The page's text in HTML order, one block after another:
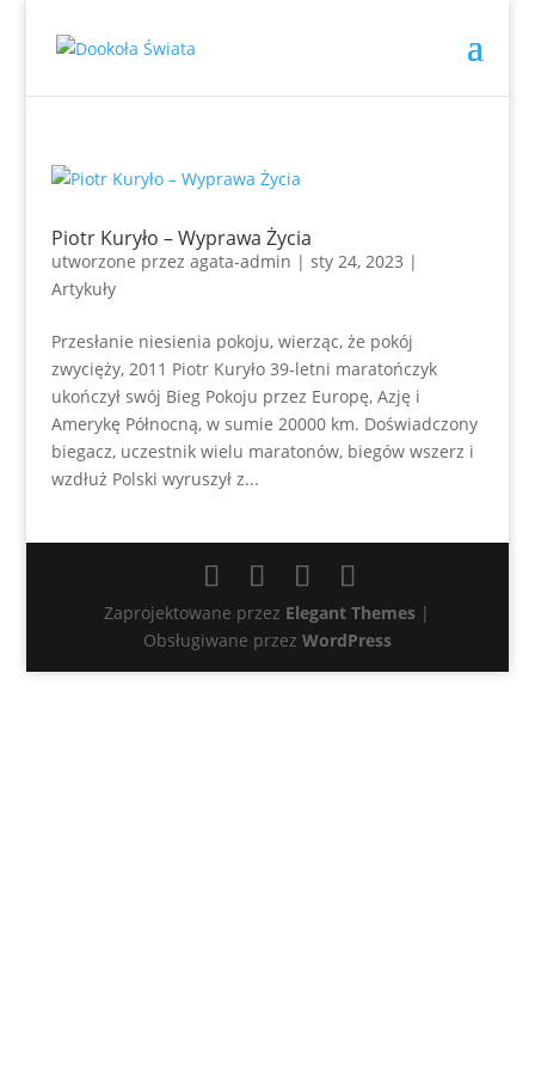
Piotr Kuryło – Wyprawa Życia
utworzone przez agata-admin | sty 24, 2023 |
Artykuły
Przesłanie niesienia pokoju, wierząc, że pokój
zwycięży, 2011 Piotr Kuryło 39-letni maratończyk
ukończył swój Bieg Pokoju przez Europę, Azję i
Amerykę Północną, w sumie 20000 km. Doświadczony
biegacz, uczestnik wielu maratonów, biegów wszerz i
wzdłuż Polski wyruszył z...
Zaprojektowane przez Elegant Themes |
Obsługiwane przez WordPress